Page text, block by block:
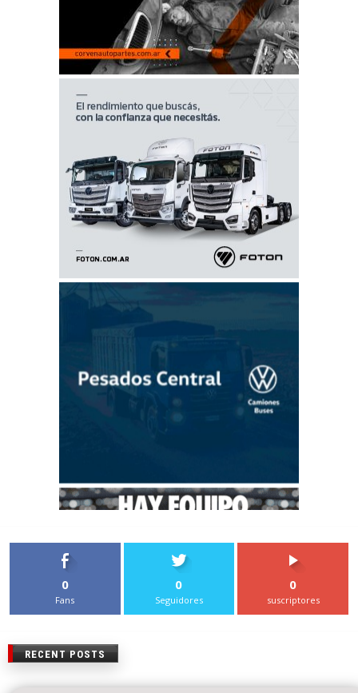
0
Fans
0
Seguidores
0
suscriptores
RECENT POSTS